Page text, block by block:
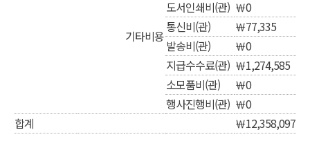
기타비용
도서인쇄비(관) ￦0
통신비(관)
￦77,335
발송비(관)
￦0
지급수수료(관) ￦1,274,585
소모품비(관)
￦0
행사진행비(관) ￦0
합계
￦12,358,097